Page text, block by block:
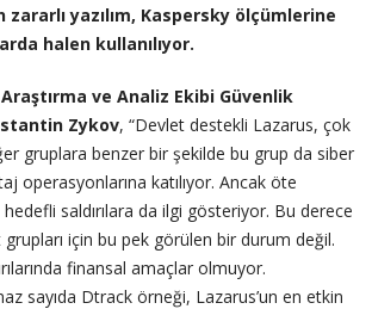
yazılım, Kaspersky ölçümlerine
halen kullanılıyor.
ve Analiz Ekibi Güvenlik
Zykov, “Devlet destekli Lazarus, çok
gruplara benzer bir şekilde bu grup da siber
operasyonlarına katılıyor. Ancak öte
saldırılara da ilgi gösteriyor. Bu derece
için bu pek görülen bir durum değil.
finansal amaçlar olmuyor.
sayıda Dtrack örneği, Lazarus’un en etkin